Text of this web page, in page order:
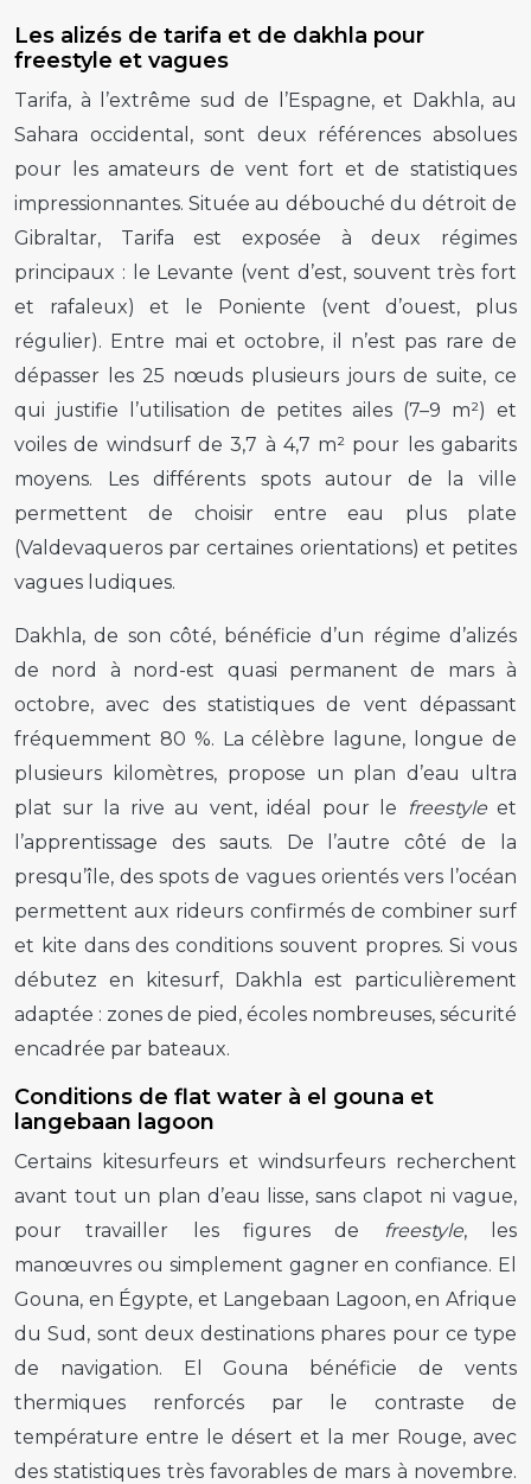
Les alizés de tarifa et de dakhla pour
freestyle et vagues
Tarifa, à l’extrême sud de l’Espagne, et Dakhla, au
Sahara occidental, sont deux références absolues
pour les amateurs de vent fort et de statistiques
impressionnantes. Située au débouché du détroit de
Gibraltar, Tarifa est exposée à deux régimes
principaux : le Levante (vent d’est, souvent très fort
et rafaleux) et le Poniente (vent d’ouest, plus
régulier). Entre mai et octobre, il n’est pas rare de
dépasser les 25 nœuds plusieurs jours de suite, ce
qui justifie l’utilisation de petites ailes (7–9 m²) et
voiles de windsurf de 3,7 à 4,7 m² pour les gabarits
moyens. Les différents spots autour de la ville
permettent de choisir entre eau plus plate
(Valdevaqueros par certaines orientations) et petites
vagues ludiques.
Dakhla, de son côté, bénéficie d’un régime d’alizés
de nord à nord-est quasi permanent de mars à
octobre, avec des statistiques de vent dépassant
fréquemment 80 %. La célèbre lagune, longue de
plusieurs kilomètres, propose un plan d’eau ultra
plat sur la rive au vent, idéal pour le
freestyleet
l’apprentissage des sauts. De l’autre côté de la
presqu’île, des spots de vagues orientés vers l’océan
permettent aux rideurs confirmés de combiner surf
et kite dans des conditions souvent propres. Si vous
débutez en kitesurf, Dakhla est particulièrement
adaptée : zones de pied, écoles nombreuses, sécurité
encadrée par bateaux.
Conditions de flat water à el gouna et
langebaan lagoon
Certains kitesurfeurs et windsurfeurs recherchent
avant tout un plan d’eau lisse, sans clapot ni vague,
pour travailler les figures de
freestyle, les
manœuvres ou simplement gagner en confiance. El
Gouna, en Égypte, et Langebaan Lagoon, en Afrique
du Sud, sont deux destinations phares pour ce type
de navigation. El Gouna bénéficie de vents
thermiques renforcés par le contraste de
température entre le désert et la mer Rouge, avec
des statistiques très favorables de mars à novembre.